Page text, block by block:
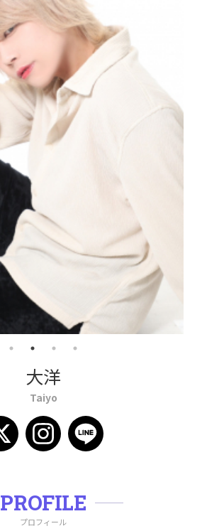
大洋
Taiyo
PROFILE
プロフィール